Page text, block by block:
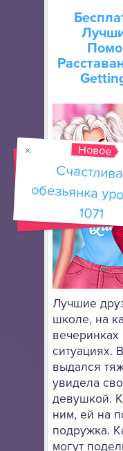
Лучшие
школе, на
ситуациях.
выдался
увидела
девушкой.
ним, ей на
подружка.
могут
Новое
обезьянка
1071